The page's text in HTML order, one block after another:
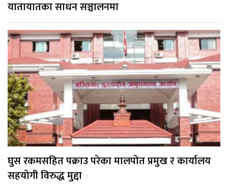
यातायातका साधन सञ्चालनमा
घुस रकमसहित पक्राउ परेका मालपोत प्रमुख र कार्यालय
सहयोगी विरुद्ध मुद्दा